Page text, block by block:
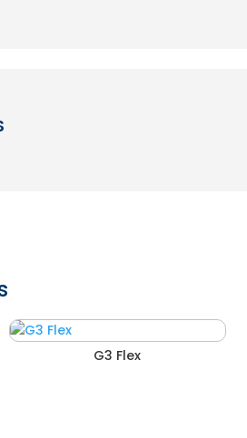
G3 Flex